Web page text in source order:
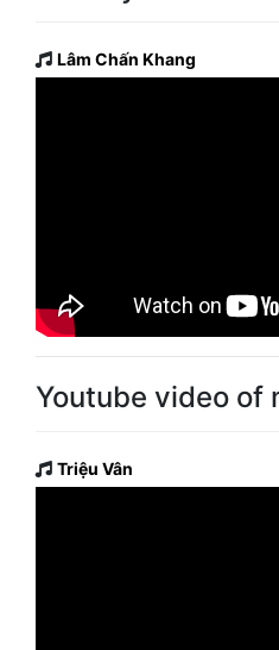
Lâm Chấn Khang
Youtube video of
Triệu Vân